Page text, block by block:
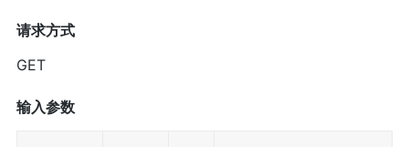
请求方式
GET
输入参数